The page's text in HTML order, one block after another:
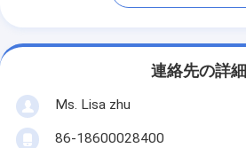
連絡先の詳細
Ms. Lisa zhu
86-18600028400